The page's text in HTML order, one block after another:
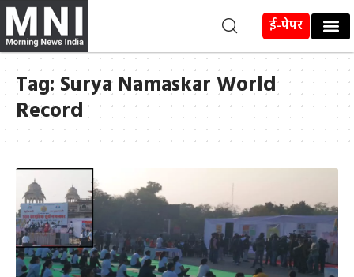
ई-पेपर
Tag: Surya Namaskar World
Record